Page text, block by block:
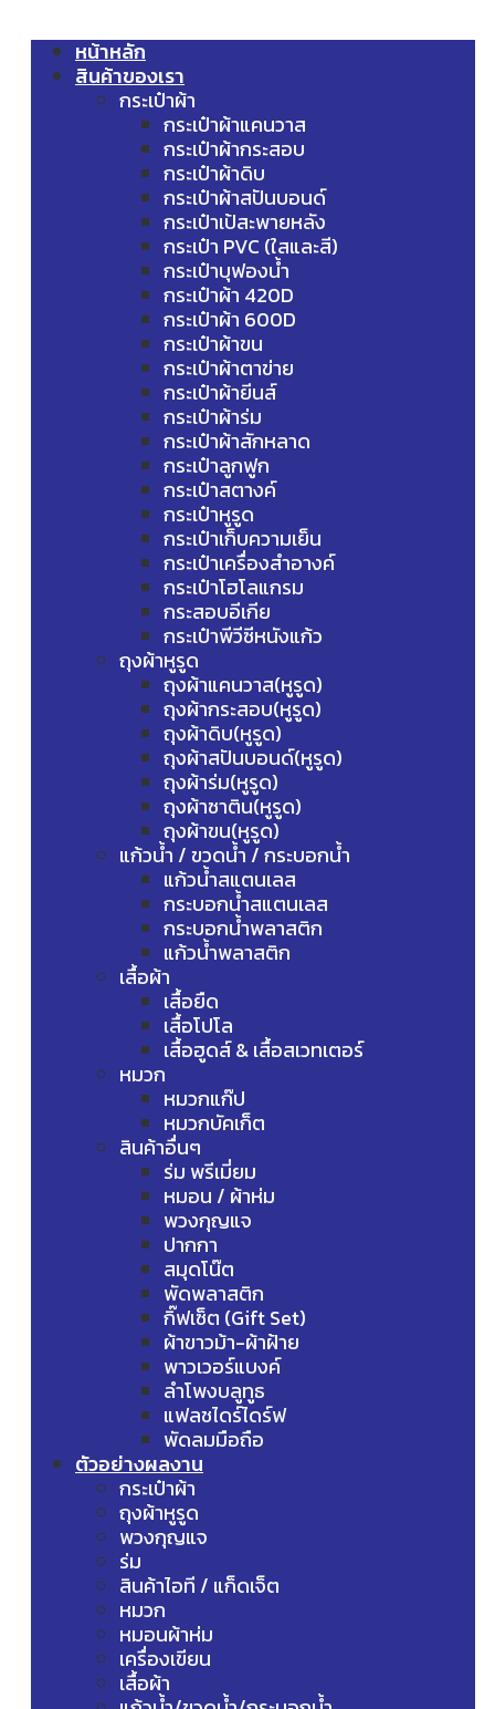
หน้าหลัก
สินค้าของเรา
กระเป๋าผ้า
กระเป๋าผ้าแคนวาส
กระเป๋าผ้ากระสอบ
กระเป๋าผ้าดิบ
กระเป๋าผ้าสปันบอนด์
กระเป๋าเป้สะพายหลัง
กระเป๋า PVC (ใสและสี)
กระเป๋าบุฟองน้ำ
กระเป๋าผ้า 420D
กระเป๋าผ้า 600D
กระเป๋าผ้าขน
กระเป๋าผ้าตาข่าย
กระเป๋าผ้ายีนส์
กระเป๋าผ้าร่ม
กระเป๋าผ้าสักหลาด
กระเป๋าลูกฟูก
กระเป๋าสตางค์
กระเป๋าหูรูด
กระเป๋าเก็บความเย็น
กระเป๋าเครื่องสำอางค์
กระเป๋าโฮโลแกรม
กระสอบอีเกีย
กระเป๋าพีวีซีหนังแก้ว
ถุงผ้าหูรูด
ถุงผ้าแคนวาส(หูรูด)
ถุงผ้ากระสอบ(หูรูด)
ถุงผ้าดิบ(หูรูด)
ถุงผ้าสปันบอนด์(หูรูด)
ถุงผ้าร่ม(หูรูด)
ถุงผ้าซาติน(หูรูด)
ถุงผ้าขน(หูรูด)
แก้วน้ำ / ขวดน้ำ / กระบอกน้ำ
แก้วน้ำสแตนเลส
กระบอกน้ำสแตนเลส
กระบอกน้ำพลาสติก
แก้วน้ำพลาสติก
เสื้อผ้า
เสื้อยืด
เสื้อโปโล
เสื้อฮูดส์ & เสื้อสเวทเตอร์
หมวก
หมวกแก๊ป
หมวกบัคเก็ต
สินค้าอื่นๆ
ร่ม พรีเมี่ยม
หมอน / ผ้าห่ม
พวงกุญแจ
ปากกา
สมุดโน๊ต
พัดพลาสติก
กิ๊ฟเซ็ต (Gift Set)
ผ้าขาวม้า-ผ้าฝ้าย
พาวเวอร์แบงค์
ลำโพงบลูทูธ
แฟลชไดร์ไดร์ฟ
พัดลมมือถือ
ตัวอย่างผลงาน
กระเป๋าผ้า
ถุงผ้าหูรูด
พวงกุญแจ
ร่ม
สินค้าไอที / แก็ดเจ็ต
หมวก
หมอนผ้าห่ม
เครื่องเขียน
เสื้อผ้า